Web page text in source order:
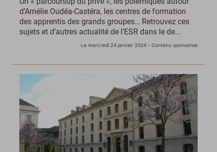
d’Amélie Oudéa-Castéra, les centres de formation
des apprentis des grands groupes… Retrouvez ces
sujets et d’autres actualité de l’ESR dans le de...
Le mercredi 24 janvier 2024 - Contenu sponsorisé